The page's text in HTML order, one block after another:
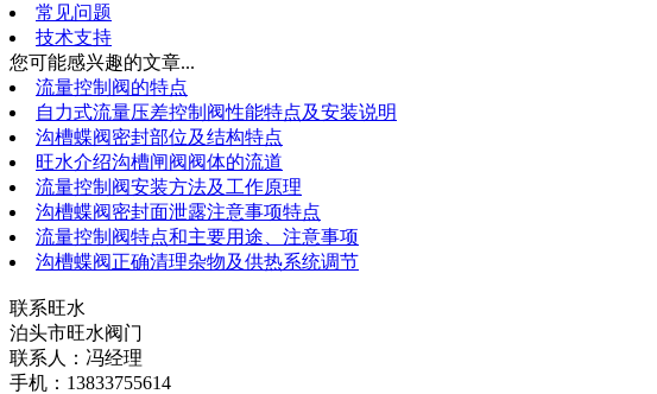
常见问题
技术支持
您可能感兴趣的文章...
流量控制阀的特点
自力式流量压差控制阀性能特点及安装说明
沟槽蝶阀密封部位及结构特点
旺水介绍沟槽闸阀阀体的流道
流量控制阀安装方法及工作原理
沟槽蝶阀密封面泄露注意事项特点
流量控制阀特点和主要用途、注意事项
沟槽蝶阀正确清理杂物及供热系统调节
联系旺水
泊头市旺水阀门
联系人：冯经理
手机：13833755614